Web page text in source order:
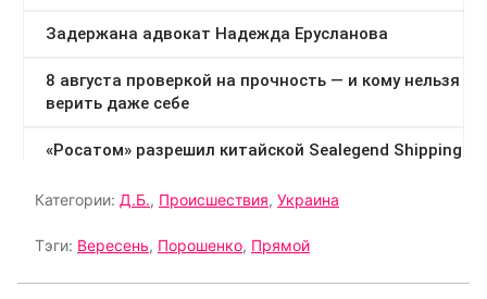
Категории: Д.Б., Происшествия, Украина
Тэги: Вересень, Порошенко, Прямой